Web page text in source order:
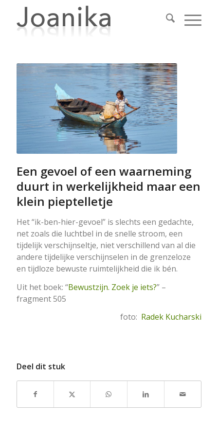
Een gevoel of een waarneming
duurt in werkelijkheid maar een
klein pieptelletje
Het “ik-ben-hier-gevoel” is slechts een gedachte,
net zoals die luchtbel in de snelle stroom, een
tijdelijk verschijnseltje, niet verschillend van al die
andere tijdelijke verschijnselen in de grenzeloze
en tijdloze bewuste ruimtelijkheid die ik bén.
Uit het boek: “Bewustzijn. Zoek je iets?” –
fragment 505
foto: Radek Kucharski
Deel dit stuk